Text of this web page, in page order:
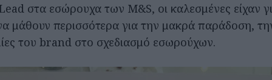
στα εσώρουχα των M&S, οι καλεσμένες είχαν
μάθουν περισσότερα για την μακρά παράδοση,
του brand στο σχεδιασμό εσωρούχων.